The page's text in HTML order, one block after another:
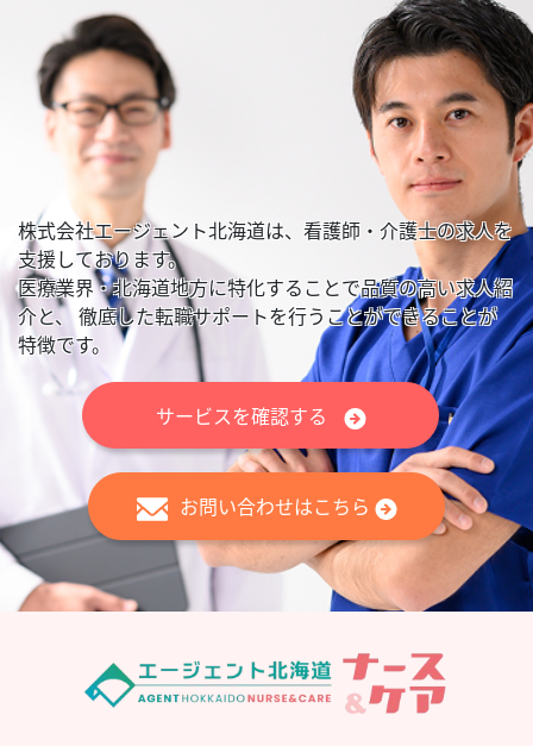
株式会社エージェント北海道は、看護師・介護士の求人を
支援しております。
医療業界・北海道地方に特化することで品質の高い求人紹
介と、 徹底した転職サポートを行うことができることが
特徴です。
サービスを確認する
お問い合わせはこちら